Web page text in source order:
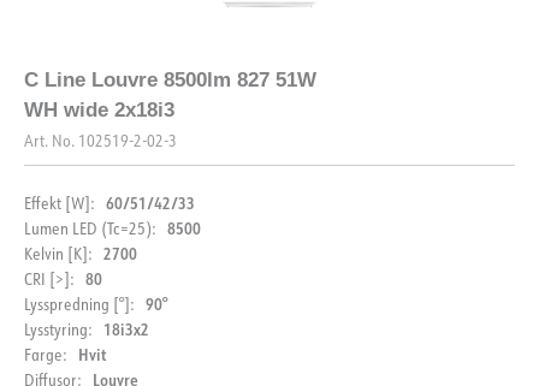
C Line Louvre 8500lm 827 51W
WH wide 2x18i3
Art. No. 102519-2-02-3
Effekt [W]: 60/51/42/33
Lumen LED (Tc=25): 8500
Kelvin [K]: 2700
CRI [>]: 80
Lysspredning [°]: 90°
Lysstyring: 18i3x2
Farge: Hvit
Diffusor: Louvre